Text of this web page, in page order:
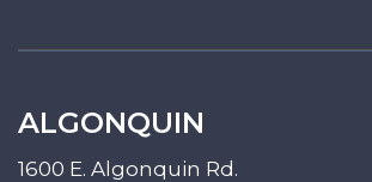
ALGONQUIN
1600 E. Algonquin Rd.